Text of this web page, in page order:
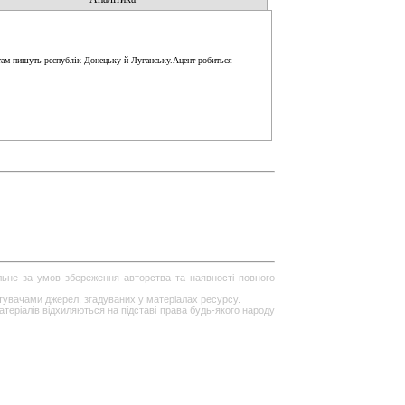
пишуть республік Донецьку й Луганську.Ацент робиться
за умов збереження авторства та наявності повного
джерел, згадуваних у матеріалах ресурсу.
відхиляються на підставі права будь-якого народу